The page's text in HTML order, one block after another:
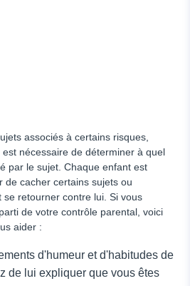
associés à certains risques,
nécessaire de déterminer à quel
par le sujet. Chaque enfant est
de cacher certains sujets ou
retourner contre lui. Si vous
de votre contrôle parental, voici
aider :
d'humeur et d'habitudes de
de lui expliquer que vous êtes